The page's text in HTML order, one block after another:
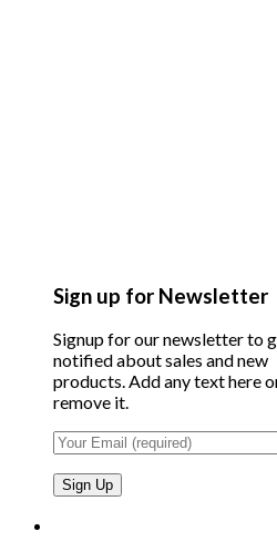
Sign up for Newsletter
Signup for our newsletter to
notified about sales and new
products. Add any text here
remove it.